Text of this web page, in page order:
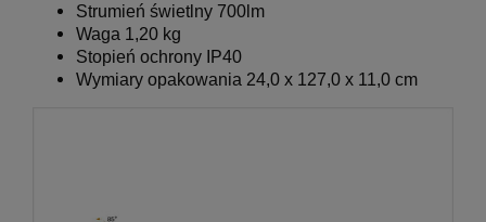
Strumień świetlny 700lm
Waga 1,20 kg
Stopień ochrony IP40
Wymiary opakowania 24,0 x 127,0 x 11,0 cm